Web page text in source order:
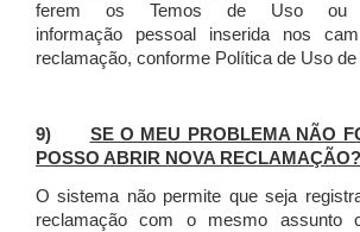
ferem os Temos de Uso ou
informação pessoal inserida nos
reclamação, conforme Política de Uso
9) SE O MEU PROBLEMA NÃO
POSSO ABRIR NOVA RECLAMAÇÃO?
O sistema não permite que seja
reclamação com o mesmo assunto